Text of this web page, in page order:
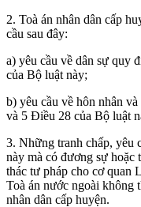
2. Toà án nhân dân cấp
cầu sau đây:
a) yêu cầu về dân sự quy
của Bộ luật này;
b) yêu cầu về hôn nhân
và 5 Điều 28 của Bộ luật
3. Những tranh chấp, yêu
này mà có đương sự hoặc
thác tư pháp cho cơ quan
Toà án nước ngoài không
nhân dân cấp huyện.